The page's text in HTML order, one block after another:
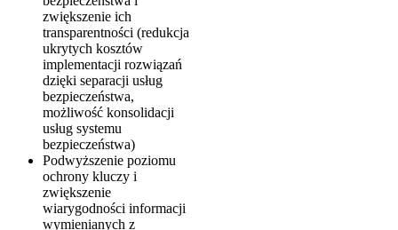
zwiększenie ich
transparentności (redukcja
ukrytych kosztów
implementacji rozwiązań
dzięki separacji usług
bezpieczeństwa,
możliwość konsolidacji
usług systemu
bezpieczeństwa)
Podwyższenie poziomu
ochrony kluczy i
zwiększenie
wiarygodności informacji
wymienianych z